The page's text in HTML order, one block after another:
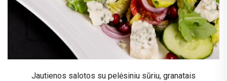
Jautienos salotos su pelėsiniu sūriu, granatais